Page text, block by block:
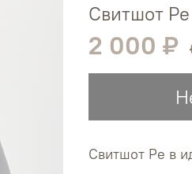
Свитшот Pe
2 000 ₽
Свитшот Pe в